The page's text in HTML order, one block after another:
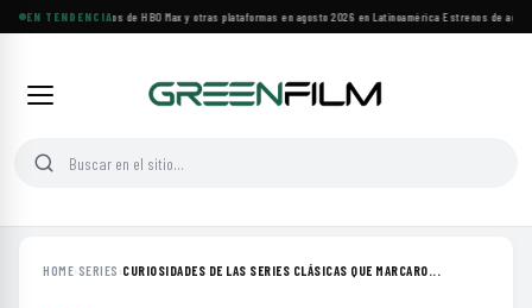
EN TENDENCIA
Principales estrenos de HBO Max y otras plataformas en agosto 2026 en Latinoamérica·Estrenos de
HOME› SERIES ›CURIOSIDADES DE LAS SERIES CLÁSICAS QUE MARCARO...